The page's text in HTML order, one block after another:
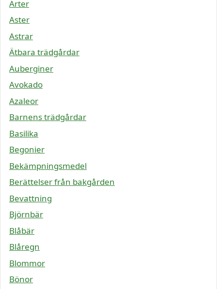
Ärter
Aster
Astrar
Ätbara trädgårdar
Auberginer
Avokado
Azaleor
Barnens trädgårdar
Basilika
Begonier
Bekämpningsmedel
Berättelser från bakgården
Bevattning
Björnbär
Blåbär
Blåregn
Blommor
Bönor